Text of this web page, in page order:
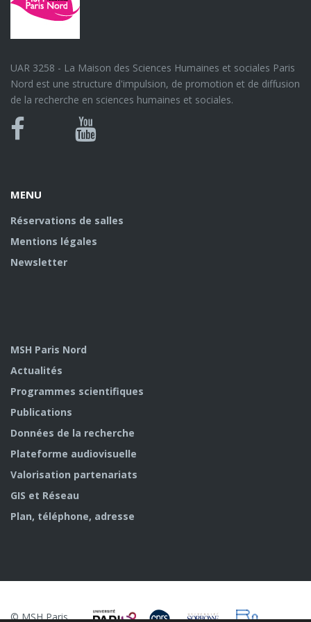
UAR 3258 - La Maison des Sciences Humaines et sociales Paris
Nord est une structure d'impulsion, de promotion et de diffusion
de la recherche en sciences humaines et sociales.
Bluesky
Canal
MENU
Réservations de salles
Mentions légales
Newsletter
MSH Paris Nord
Actualités
Programmes scientifiques
Publications
Données de la recherche
Plateforme audiovisuelle
Valorisation partenariats
GIS et Réseau
Plan, téléphone, adresse
© MSH Paris